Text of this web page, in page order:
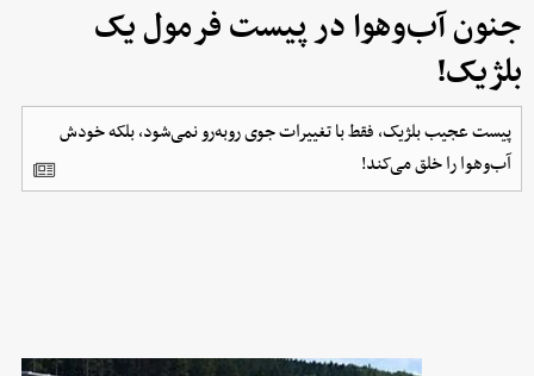
جنون آب‌وهوا در پیست فرمول یک
بلژیک!
پیست عجیب بلژیک، فقط با تغییرات جوی روبه‌رو نمی‌شود، بلکه خودش
آب‌وهوا را خلق می‌کند!